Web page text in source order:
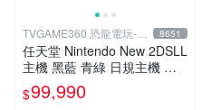
TVGAME360 恐龍電玩-台
中店
8651
任天堂 Nintendo New 2DSLL
主機 黑藍 青綠 日規主機 輕
薄型 (附充電器跟保護貼)【台
中恐龍電玩】
$99,990